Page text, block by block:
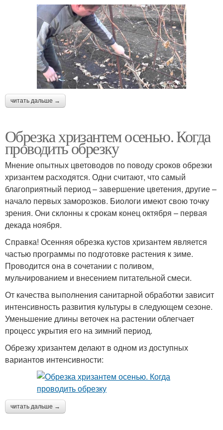
читать дальше →
Обрезка хризантем осенью. Когда
проводить обрезку
Мнение опытных цветоводов по поводу сроков обрезки
хризантем расходятся. Одни считают, что самый
благоприятный период – завершение цветения, другие –
начало первых заморозков. Биологи имеют свою точку
зрения. Они склонны к срокам конец октября – первая
декада ноября.
Справка! Осенняя обрезка кустов хризантем является
частью программы по подготовке растения к зиме.
Проводится она в сочетании с поливом,
мульчированием и внесением питательной смеси.
От качества выполнения санитарной обработки зависит
интенсивность развития культуры в следующем сезоне.
Уменьшение длины веточек на растении облегчает
процесс укрытия его на зимний период.
Обрезку хризантем делают в одном из доступных
вариантов интенсивности:
читать дальше →